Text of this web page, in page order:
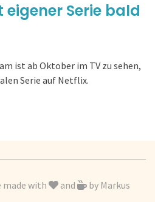
Serie bald
ist ab Oktober im TV zu sehen,
Serie auf Netflix.
made with and by Markus